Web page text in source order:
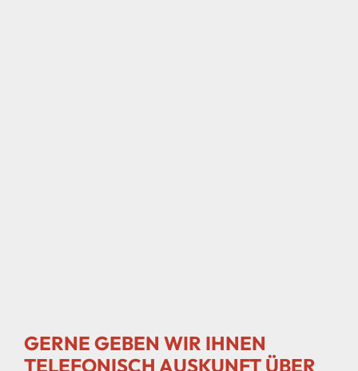
GERNE GEBEN WIR IHNEN
TELEFONISCH AUSKUNFT ÜBER